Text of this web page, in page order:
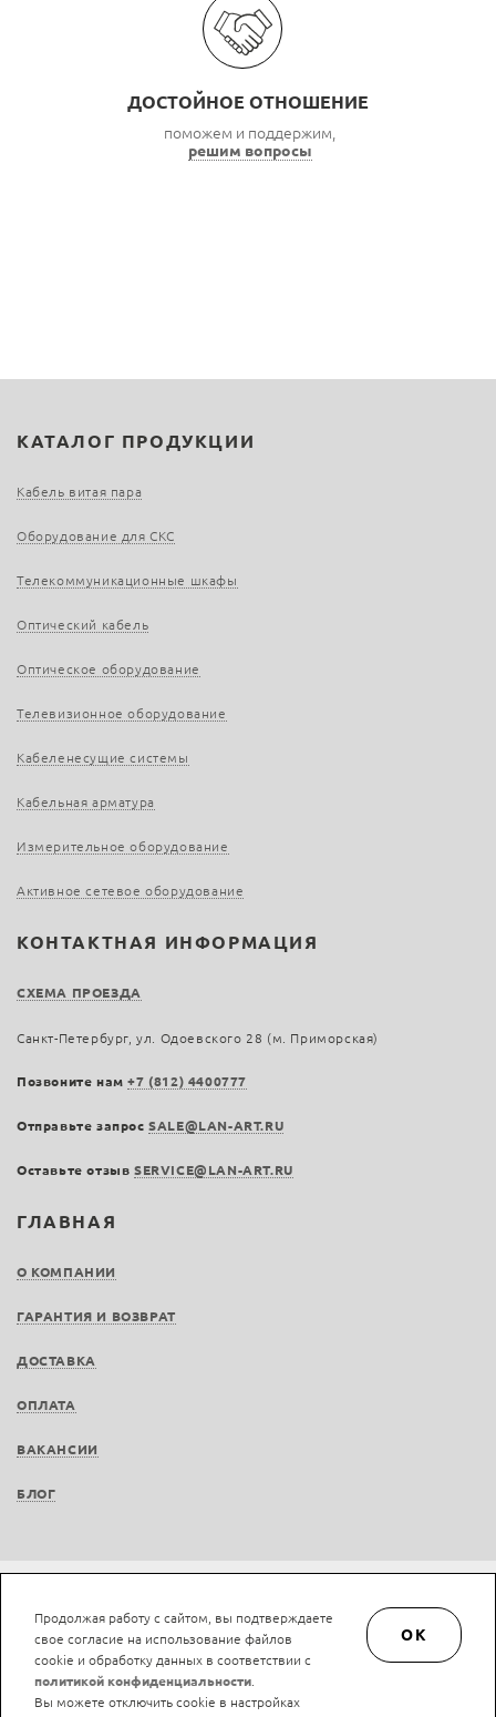
ДОСТОЙНОЕ ОТНОШЕНИЕ
поможем и поддержим,
решим вопросы
ГЛАВНАЯ
О КОМПАНИИ
ГАРАНТИЯ И ВОЗВРАТ
ДОСТАВКА
ОПЛАТА
ВАКАНСИИ
БЛОГ
КАТАЛОГ ПРОДУКЦИИ
Кабель витая пара
Оборудование для СКС
Телекоммуникационные шкафы
Оптический кабель
Оптическое оборудование
Телевизионное оборудование
Кабеленесущие системы
Кабельная арматура
Измерительное оборудование
Активное сетевое оборудование
КОНТАКТНАЯ ИНФОРМАЦИЯ
СХЕМА ПРОЕЗДА
Санкт-Петербург, ул. Одоевского 28 (м. Приморская)
Позвоните нам+7 (812) 4400777
Отправьте запросSALE@LAN-ART.RU
Оставьте отзыв SERVICE@LAN-ART.RU
Не является публичной офертой © LAN-art.ru, 2013—2026. Все права защищены.
Политика конфиденциальности.
Положение об обработке и защите персональных
данных.
Продолжая работу с сайтом, вы подтверждаете
свое согласие на использование файлов
cookie и обработку данных в соответствии с
политикой конфиденциальности
Вы можете отключить cookie в настройках
OK